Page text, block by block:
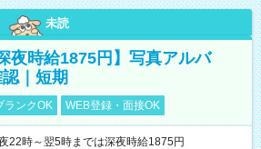
未読
夜時給1875円】写真アルバ
｜短期
ランクOK WEB登録・面接OK
22時～翌5時までは深夜時給1875円